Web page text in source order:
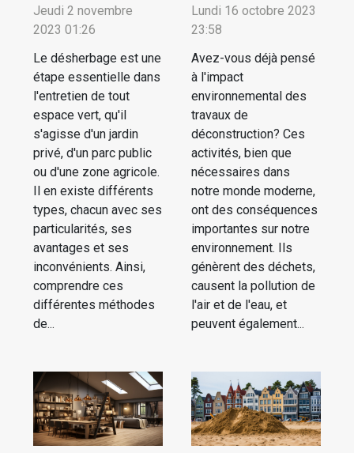
Jeudi 2 novembre
2023 01:26
Le désherbage est une
étape essentielle dans
l'entretien de tout
espace vert, qu'il
s'agisse d'un jardin
privé, d'un parc public
ou d'une zone agricole.
Il en existe différents
types, chacun avec ses
particularités, ses
avantages et ses
inconvénients. Ainsi,
comprendre ces
différentes méthodes
de...
Lundi 16 octobre 2023
23:58
Avez-vous déjà pensé
à l'impact
environnemental des
travaux de
déconstruction? Ces
activités, bien que
nécessaires dans
notre monde moderne,
ont des conséquences
importantes sur notre
environnement. Ils
génèrent des déchets,
causent la pollution de
l'air et de l'eau, et
peuvent également...